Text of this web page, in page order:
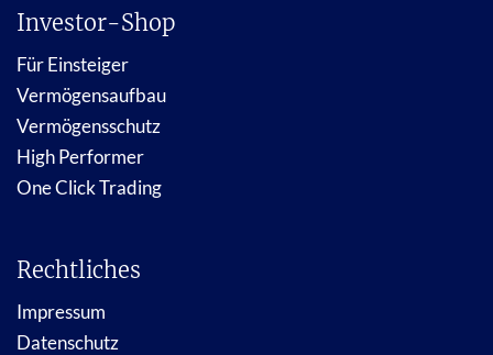
Investor-Shop
Für Einsteiger
Vermögensaufbau
Vermögensschutz
High Performer
One Click Trading
Rechtliches
Impressum
Datenschutz